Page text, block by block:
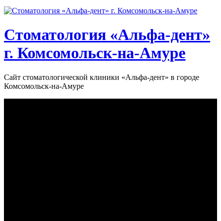
Стоматология «‎Альфа-дент»‎
г. Комсомольск-на-Амуре
Сайт стоматологической клиники «‎Альфа-дент» в городе
Комсомольск-на-Амуре